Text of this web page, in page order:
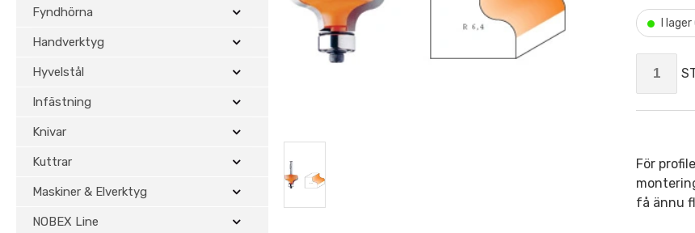
Fyndhörna
Handverktyg
Hyvelstål
Infästning
Knivar
Kuttrar
Maskiner & Elverktyg
NOBEX Line
• I
För
få ännu